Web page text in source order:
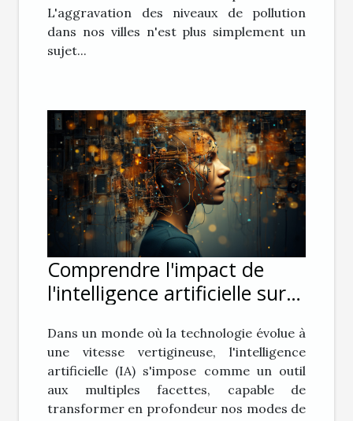
L'aggravation des niveaux de pollution
dans nos villes n'est plus simplement un
sujet...
Comprendre l'impact de
l'intelligence artificielle sur
Dans un monde où la technologie évolue à
une vitesse vertigineuse, l'intelligence
artificielle (IA) s'impose comme un outil
aux multiples facettes, capable de
transformer en profondeur nos modes de